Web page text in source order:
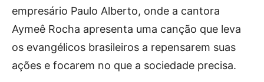
empresário Paulo Alberto, onde a cantora
Aymeê Rocha apresenta uma canção que leva
os evangélicos brasileiros a repensarem suas
ações e focarem no que a sociedade precisa.